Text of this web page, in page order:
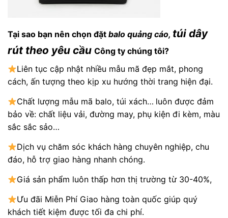
Tại sao bạn nên chọn đặt balo quảng cáo, túi dây
rút theo yêu cầu Công ty chúng tôi?
Liên tục cập nhật nhiều mẫu mã đẹp mắt, phong
cách, ấn tượng theo kịp xu hướng thời trang hiện đại.
Chất lượng mẫu mã balo, túi xách… luôn được đảm
bảo về: chất liệu vải, đường may, phụ kiện đi kèm, màu
sắc sắc sảo…
Dịch vụ chăm sóc khách hàng chuyên nghiệp, chu
đáo, hỗ trợ giao hàng nhanh chóng.
Giá sản phẩm luôn thấp hơn thị trường từ 30-40%,
Ưu đãi Miễn Phí Giao hàng toàn quốc giúp quý
khách tiết kiệm được tối đa chi phí.